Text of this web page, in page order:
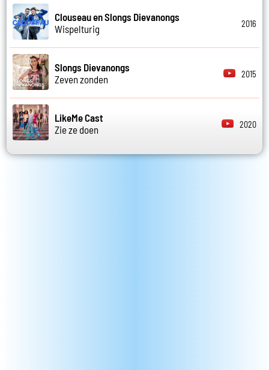
Clouseau en Slongs Dievanongs
Wispelturig
2016
Slongs Dievanongs
Zeven zonden
2015
LikeMe Cast
Zie ze doen
2020